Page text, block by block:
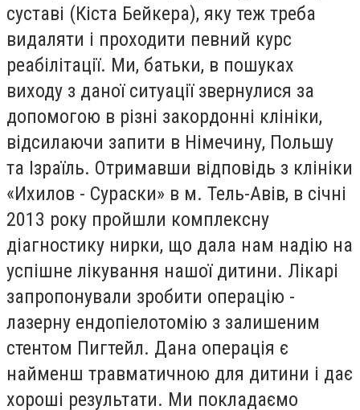
суставі (Кіста Бейкера), яку теж треба
видаляти і проходити певний курс
реабілітації. Ми, батьки, в пошуках
виходу з даної ситуації звернулися за
допомогою в різні закордонні клініки,
відсилаючи запити в Німечину, Польшу
та Ізраїль. Отримавши відповідь з клініки
«Ихилов - Сураски» в м. Тель-Авів, в січні
2013 року пройшли комплексну
діагностику нирки, що дала нам надію на
успішне лікування нашої дитини. Лікарі
запропонували зробити операцію -
лазерну ендопіелотомію з залишеним
стентом Пигтейл. Дана операція є
найменш травматичною для дитини і дає
хороші результати. Ми покладаємо